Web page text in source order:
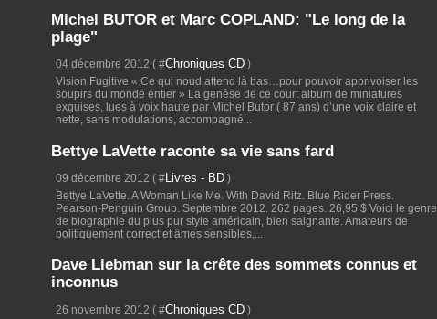
Michel BUTOR et Marc COPLAND: "Le long de la
plage"
04 décembre 2012 ( #Chroniques CD )
Vision Fugitive « Ce qui noud attend là bas…pour pouvoir apprivoiser les
soupirs du monde entier » La genèse de ce court album de miniatures
exquises, lues à voix haute par Michel Butor ( 87 ans) d’une voix claire et
nette, sans modulations, accompagné...
Bettye LaVette raconte sa vie sans fard
09 décembre 2012 ( # Livres - BD )
Bettye LaVette. A Woman Like Me. With David Ritz. Blue Rider Press.
Pearson-Penguin Group. Septembre 2012. 262 pages. 26,95 $ Voici le genre
de biographie du plus pur style américain, bien saignante. Amateurs de
politiquement correct et âmes sensibles,...
Dave Liebman sur la crête des sommets connus et
inconnus
26 novembre 2012 ( #Chroniques CD )